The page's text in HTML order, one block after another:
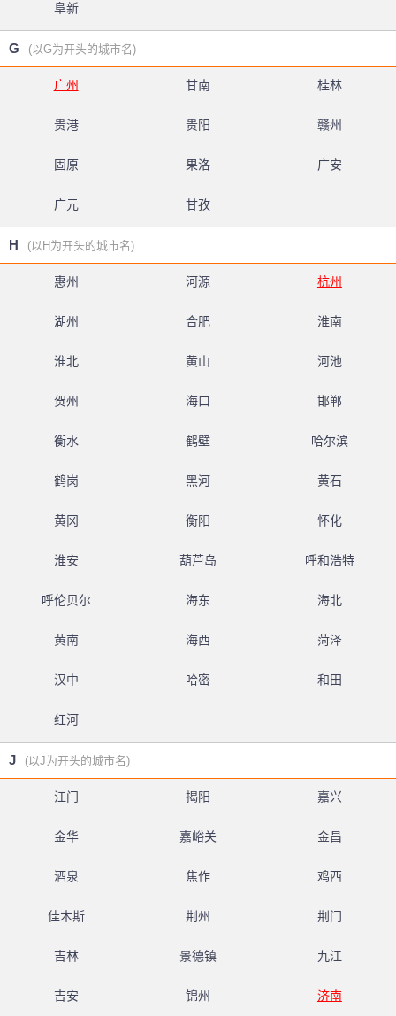
阜新
G (以G为开头的城市名)
广州 甘南 桂林
贵港 贵阳 赣州
固原 果洛 广安
广元 甘孜
H (以H为开头的城市名)
惠州 河源 杭州
湖州 合肥 淮南
淮北 黄山 河池
贺州 海口 邯郸
衡水 鹤壁 哈尔滨
鹤岗 黑河 黄石
黄冈 衡阳 怀化
淮安 葫芦岛 呼和浩特
呼伦贝尔 海东 海北
黄南 海西 菏泽
汉中 哈密 和田
红河
J (以J为开头的城市名)
江门 揭阳 嘉兴
金华 嘉峪关 金昌
酒泉 焦作 鸡西
佳木斯 荆州 荆门
吉林 景德镇 九江
吉安 锦州 济南